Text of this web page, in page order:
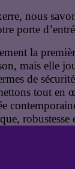
nous
porte
la
mais elle
de
tout en